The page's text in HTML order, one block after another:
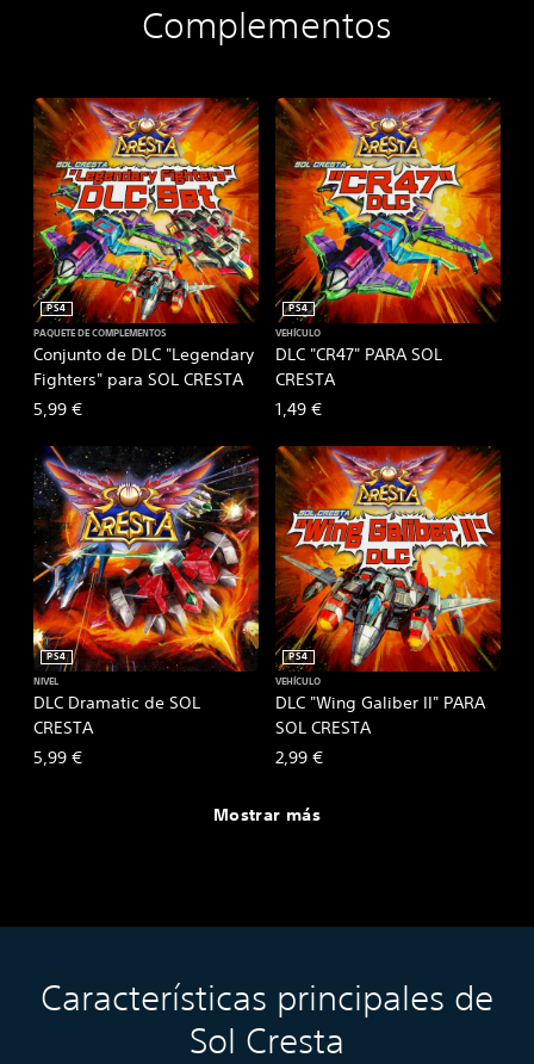
V
e
r
s
o
n
Complementos
Conjunto de DLC "Legendary
Fighters" para SOL CRESTA
PS4
PAQUETE DE COMPLEMENTOS
5,99 €
DLC "CR47" PARA SOL
CRESTA
PS4
VEHÍCULO
1,49 €
DLC Dramatic de SOL
CRESTA
PS4
NIVEL
5,99 €
DLC "Wing Galiber II" PARA
SOL CRESTA
PS4
VEHÍCULO
2,99 €
Mostrar más
Características principales de
Sol Cresta